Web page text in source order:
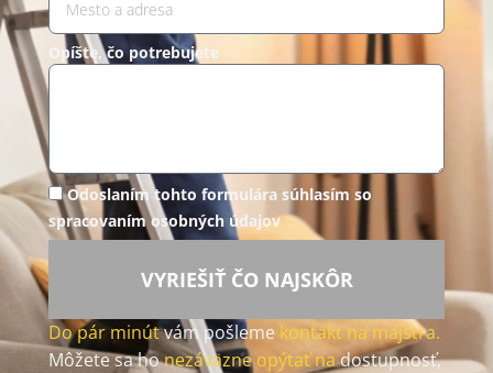
Opíšte, čo potrebujete
Odoslaním tohto formulára súhlasím so
spracovaním osobných údajov
VYRIEŠIŤ ČO NAJSKÔR
Do pár minútvám pošleme kontakt na majstra.
Môžete sa honezáväzne opýtať nadostupnosť,